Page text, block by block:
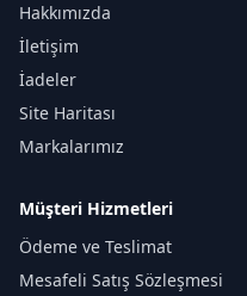
Hakkımızda
İletişim
İadeler
Site Haritası
Markalarımız
Müşteri Hizmetleri
Ödeme ve Teslimat
Mesafeli Satış Sözleşmesi